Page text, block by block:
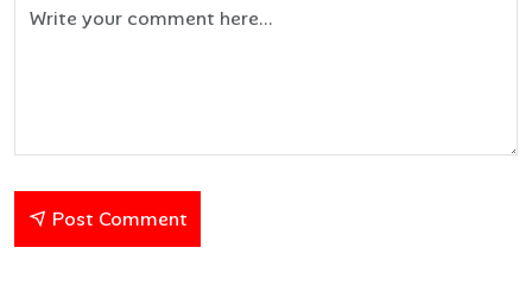
Post Comment